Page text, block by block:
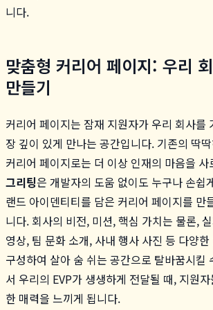
니다.
맞춤형 커리어 페이지: 우리
만들기
커리어 페이지는 잠재 지원자가 우리 회사를
장 깊이 있게 만나는 공간입니다. 기존의 딱
커리어 페이지로는 더 이상 인재의 마음을
그리팅은 개발자의 도움 없이도 누구나 손쉽
랜드 아이덴티티를 담은 커리어 페이지를 만
니다. 회사의 비전, 미션, 핵심 가치는 물론,
영상, 팀 문화 소개, 사내 행사 사진 등 다양
구성하여 살아 숨 쉬는 공간으로 탈바꿈시킬
서 우리의 EVP가 생생하게 전달될 때, 지원
한 매력을 느끼게 됩니다.